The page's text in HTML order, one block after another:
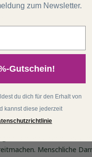
von Matthias, um deine
oder an unsere
Menschliche
zum Newsletter.
Gutschein!
du dich für den Erhalt von
kannst diese jederzeit